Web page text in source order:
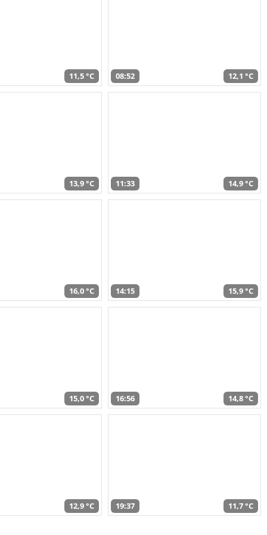
11,5 °C 08:52 12,1 °C
13,9 °C 11:33 14,9 °C
16,0 °C 14:15 15,9 °C
15,0 °C 16:56 14,8 °C
12,9 °C 19:37 11,7 °C